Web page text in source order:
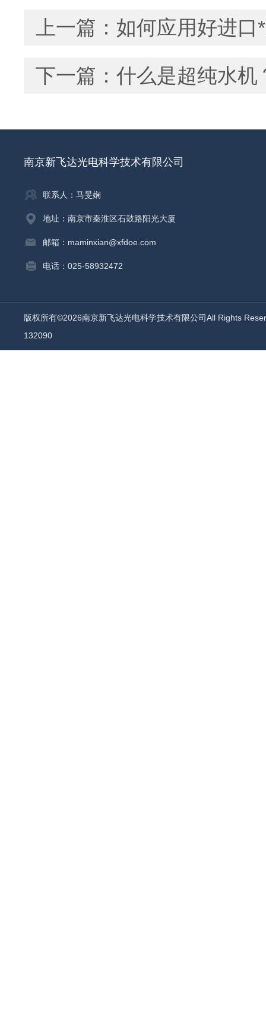
上一篇： 如何应用好进口
下一篇： 什么是超纯水机
南京新飞达光电科学技术有限公司
联系人：马旻娴
地址：南京市秦淮区石鼓路阳光大厦
邮箱：maminxian@xfdoe.com
电话：025-58932472
版权所有©2026南京新飞达光电科学技术有限公司All Rights
132090